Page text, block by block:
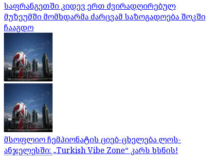
საფრანგეთში კიდევ ერთ ძვირადღირებულ
მუზეუმში მომხდარმა ძარცვამ საზოგადოება შოკში
ჩააგდო
მსოფლიო ჩემპიონატის ციებ-ცხელება ლოს-
ანჯელესში: „Turkish Vibe Zone“ კარს ხსნის!